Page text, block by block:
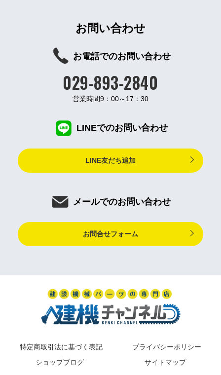
お問い合わせ
お電話でのお問い合わせ
029-893-2840
営業時間9：00～17：30
LINEでのお問い合わせ
LINE友だち追加
メールでのお問い合わせ
お問合せフォーム
特定商取引法に基づく表記
プライバシーポリシー
ショップブログ
サイトマップ